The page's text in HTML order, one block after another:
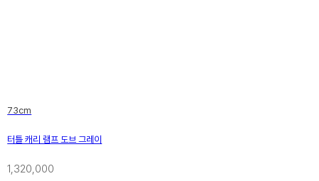
73cm
터틀 캐리 램프 도브 그레이
1,320,000